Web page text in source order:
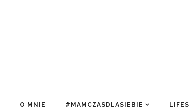
O MNIE #MAMCZASDLASIEBIE